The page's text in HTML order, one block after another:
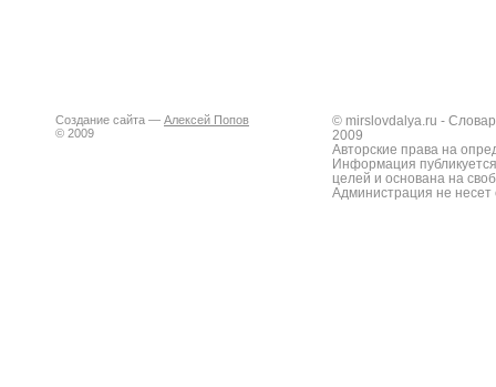
Создание сайта — Алексей Попов
© 2009
© mirslovdalya.ru -
2009
Авторские права на
Информация
целей и основана на
Администрация не несет